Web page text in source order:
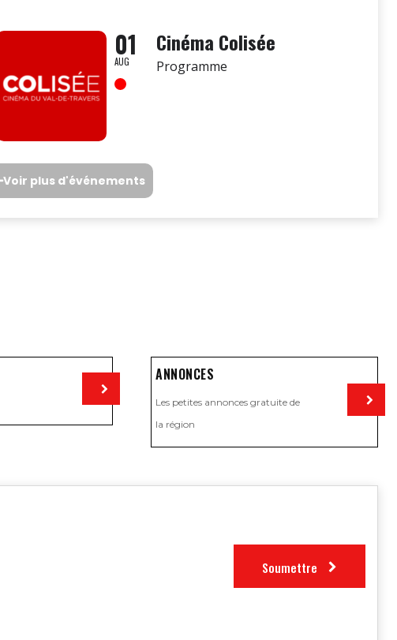
01
AUG
Cinéma Colisée
Programme
Voir plus d'événements
ANNONCES
Les petites annonces gratuite de
la région
Soumettre